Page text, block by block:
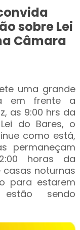
sobre Lei
Câmara
uma grande
em frente a
as 9:00 hrs da
do Bares, o
como está,
permaneçam
horas da
noturnas
para estarem
sendo